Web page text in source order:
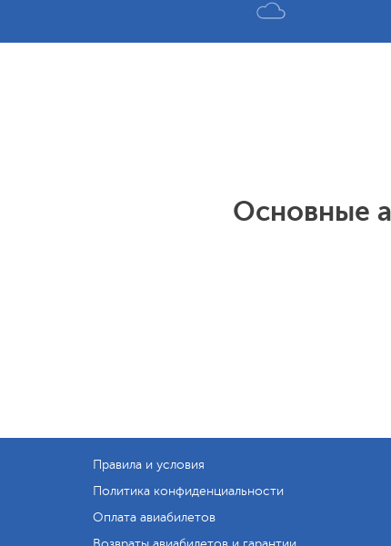
Основные
Правила и условия
Политика конфиденциальности
Оплата авиабилетов